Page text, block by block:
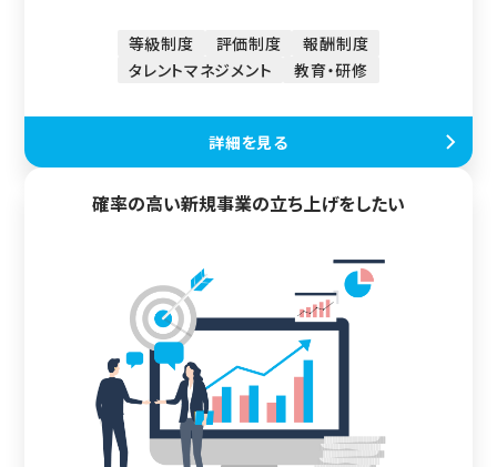
等級制度 評価制度
報酬制度
タレントマネジメント
教育・研修
詳細を見る
確率の高い新規事業の立ち上げをしたい